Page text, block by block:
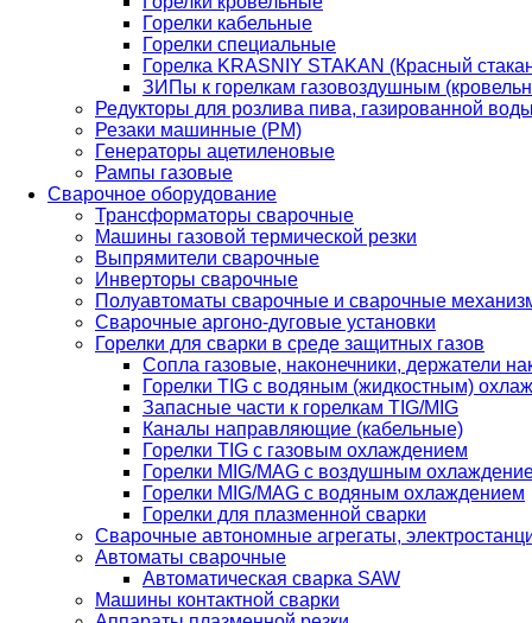
Горелки кабельные
Горелки специальные
Горелка KRASNIY STAKAN (Красный
ЗИПы к горелкам газовоздушным
Редукторы для розлива пива, газированной
Резаки машинные (РМ)
Генераторы ацетиленовые
Рампы газовые
Сварочное оборудование
Трансформаторы сварочные
Машины газовой термической резки
Выпрямители сварочные
Инверторы сварочные
Полуавтоматы сварочные и сварочные
Сварочные аргоно-дуговые установки
Горелки для сварки в среде защитных газов
Сопла газовые, наконечники, держатели
Горелки TIG с водяным (жидкостным)
Запасные части к горелкам TIG/MIG
Каналы направляющие (кабельные)
Горелки TIG с газовым охлаждением
Горелки MIG/MAG с воздушным
Горелки MIG/MAG с водяным охлаждением
Горелки для плазменной сварки
Сварочные автономные агрегаты,
Автоматы сварочные
Автоматическая сварка SAW
Машины контактной сварки